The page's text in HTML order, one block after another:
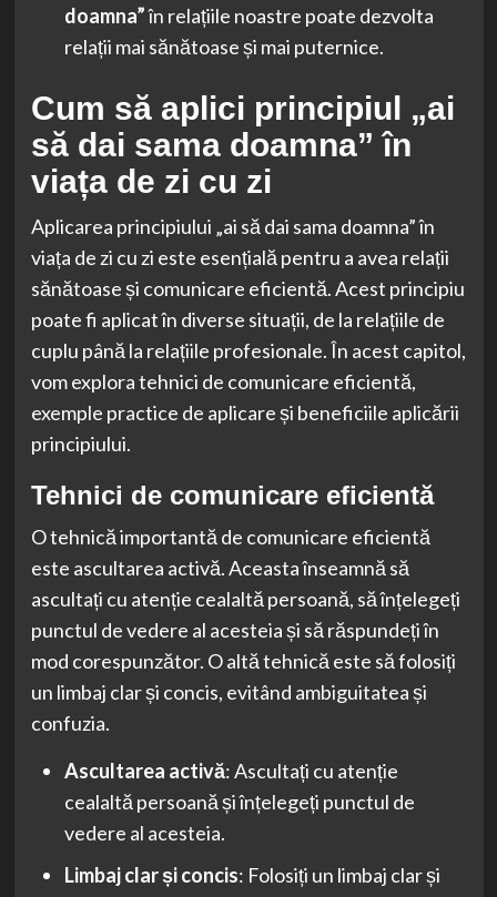
doamna”în relațiile noastre poate dezvolta
relații mai sănătoase și mai puternice.
Cum să aplici principiul „ai
să dai sama doamna” în
viața de zi cu zi
Aplicarea principiului „ai să dai sama doamna” în
viața de zi cu zi este esențială pentru a avea relații
sănătoase și comunicare eficientă. Acest principiu
poate fi aplicat în diverse situații, de la relațiile de
cuplu până la relațiile profesionale. În acest capitol,
vom explora tehnici de comunicare eficientă,
exemple practice de aplicare și beneficiile aplicării
principiului.
Tehnici de comunicare eficientă
O tehnică importantă de comunicare eficientă
este ascultarea activă. Aceasta înseamnă să
ascultați cu atenție cealaltă persoană, să înțelegeți
punctul de vedere al acesteia și să răspundeți în
mod corespunzător. O altă tehnică este să folosiți
un limbaj clar și concis, evitând ambiguitatea și
confuzia.
Ascultarea activă: Ascultați cu atenție
cealaltă persoană și înțelegeți punctul de
vedere al acesteia.
Limbaj clar și concis: Folosiți un limbaj clar și